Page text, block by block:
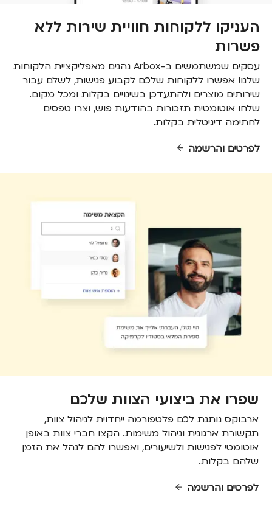
העניקו ללקוחות חוויית שירות ללא
פשרות
עסקים שמשתמשים ב-Arbox נהנים מאפליקציית הלקוחות
שלנו! אפשרו ללקוחות שלכם לקבוע פגישות, לשלם עבור
שירותים מוצרים ולהתעדכן בשינויים בקלות ומכל מקום.
שלחו אוטומטית תזכורות בהודעות פוש, וצרו טפסים
לחתימה דיגיטלית בקלות.
לפרטים והרשמה
שפרו את ביצועי הצוות שלכם
ארבוקס נותנת לכם פלטפורמה ייחדוית לניהול צוות,
תקשורת ארגונית וניהול משימות. הקצו חברי צוות באופן
אוטומטי לפגישות ולשיעורים, ואפשרו להם לנהל את הזמן
שלהם בקלות.
לפרטים והרשמה